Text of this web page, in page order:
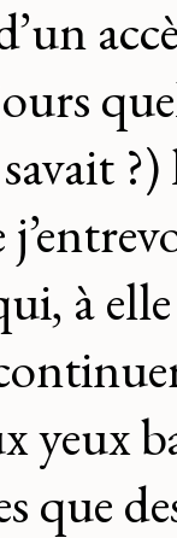
à
yeux
que